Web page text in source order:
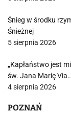
Śnieg w środku
Śnieżnej
5 sierpnia 2026
„Kapłaństwo jest
św. Jana Marię Via…
4 sierpnia 2026
POZNAŃ